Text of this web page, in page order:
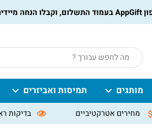
Products
search
מותגים תמיסות ואביזרים
מחירים אטרקטיביים בדיקות